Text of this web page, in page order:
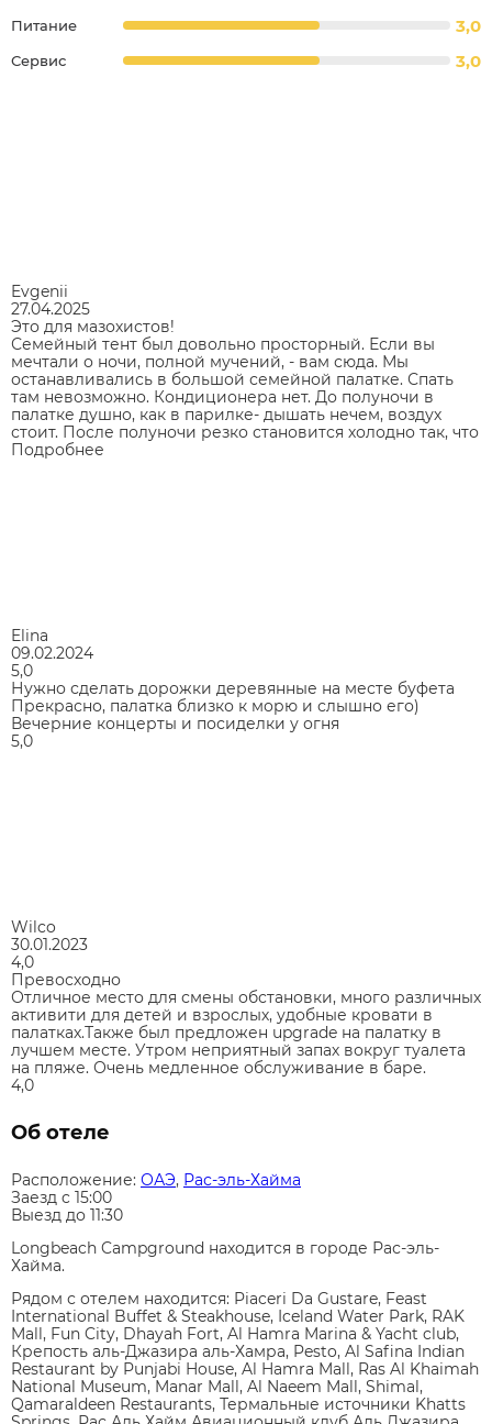
Питание 3,0
Сервис 3,0
Evgenii
27.04.2025
Это для мазохистов!
Семейный тент был довольно просторный. Если вы
мечтали о ночи, полной мучений, - вам сюда. Мы
останавливались в большой семейной палатке. Спать
там невозможно. Кондиционера нет. До полуночи в
палатке душно, как в парилке- дышать нечем, воздух
стоит. После полуночи резко становится холодно так, что
Подробнее
Elina
09.02.2024
5,0
Нужно сделать дорожки деревянные на месте буфета
Прекрасно, палатка близко к морю и слышно его)
Вечерние концерты и посиделки у огня
5,0
Wilco
30.01.2023
4,0
Превосходно
Отличное место для смены обстановки, много различных
активити для детей и взрослых, удобные кровати в
палатках.Также был предложен upgrade на палатку в
лучшем месте. Утром неприятный запах вокруг туалета
на пляже. Очень медленное обслуживание в баре.
4,0
Об отеле
Расположение: ОАЭ, Рас-эль-Хайма
Заезд c 15:00
Выезд до 11:30
Longbeach Campground находится в городе Рас-эль-
Хайма.
Рядом с отелем находится: Piaceri Da Gustare, Feast
International Buffet & Steakhouse, Iceland Water Park, RAK
Mall, Fun City, Dhayah Fort, Al Hamra Marina & Yacht club,
Крепость аль-Джазира аль-Хамра, Pesto, Al Safina Indian
Restaurant by Punjabi House, Al Hamra Mall, Ras Al Khaimah
National Museum, Manar Mall, Al Naeem Mall, Shimal,
Qamaraldeen Restaurants, Термальные источники Khatts